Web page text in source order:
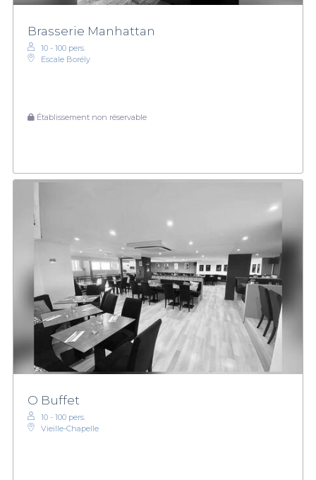
Brasserie Manhattan
10 - 100 pers.
Escale Borély
Établissement non réservable
O Buffet
10 - 100 pers.
Vieille-Chapelle